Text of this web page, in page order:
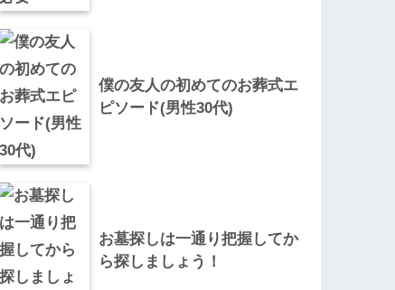
僕の友人の初めてのお葬式エ
ピソード(男性30代)
お墓探しは一通り把握してか
ら探しましょう！